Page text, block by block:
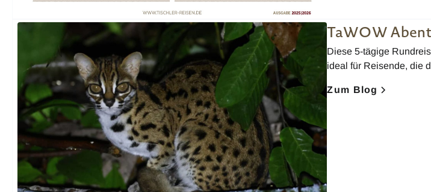
TaWOW
Diese 5-tägige
ideal für Reisende, die
Zum Blog